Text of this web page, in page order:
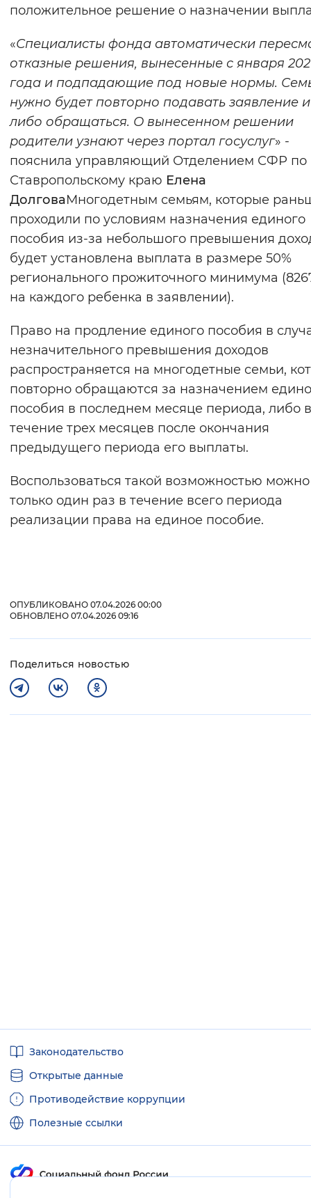
положительное решение о назначении
«Специалисты фонда автоматически
отказные решения, вынесенные с января
года и подпадающие под новые нормы.
нужно будет повторно подавать заявление
либо обращаться. О вынесенном решении
родители узнают через портал госуслуг» -
пояснила управляющий Отделением СФР по
Ставропольскому краю Елена
ДолговаМногодетным семьям, которые
проходили по условиям назначения единого
пособия из-за небольшого превышения
будет установлена выплата в размере 50%
регионального прожиточного минимума
на каждого ребенка в заявлении).
Право на продление единого пособия в
незначительного превышения доходов
распространяется на многодетные семьи,
повторно обращаются за назначением
пособия в последнем месяце периода, либо в
течение трех месяцев после окончания
предыдущего периода его выплаты.
Воспользоваться такой возможностью можно
только один раз в течение всего периода
реализации права на единое пособие.
ОПУБЛИКОВАНО 07.04.2026 00:00
ОБНОВЛЕНО 07.04.2026 09:16
Поделиться новостью
ссылкиЗаконодательство
Открытые данные
Противодействие коррупции
Полезные ссылки